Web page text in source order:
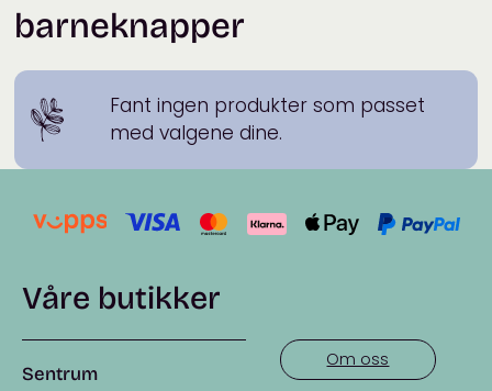
barneknapper
Fant ingen produkter som passet
med valgene dine.
Våre butikker
Sentrum
Om oss